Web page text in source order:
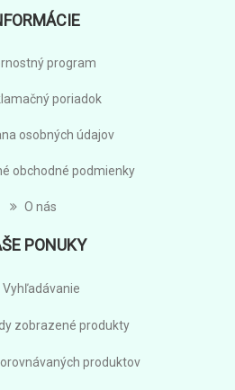
program
poriadok
osobných údajov
obchodné podmienky
O nás
PONUKY
Vyhľadávanie
zobrazené produkty
produktov